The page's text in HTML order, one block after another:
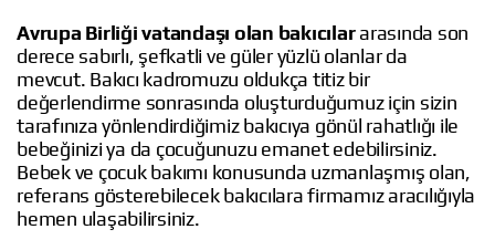
Avrupa Birliği vatandaşı olan bakıcılararasında son
derece sabırlı, şefkatli ve güler yüzlü olanlar da
mevcut. Bakıcı kadromuzu oldukça titiz bir
değerlendirme sonrasında oluşturduğumuz için sizin
tarafınıza yönlendirdiğimiz bakıcıya gönül rahatlığı ile
bebeğinizi ya da çocuğunuzu emanet edebilirsiniz.
Bebek ve çocuk bakımı konusunda uzmanlaşmış olan,
referans gösterebilecek bakıcılara firmamız aracılığıyla
hemen ulaşabilirsiniz.